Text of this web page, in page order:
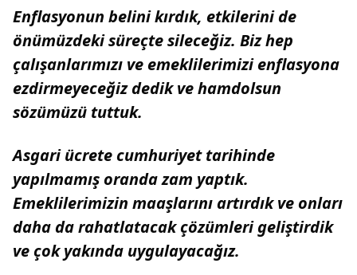
Enflasyonun belini kırdık, etkilerini de
önümüzdeki süreçte sileceğiz. Biz hep
çalışanlarımızı ve emeklilerimizi enflasyona
ezdirmeyeceğiz dedik ve hamdolsun
sözümüzü tuttuk.
Asgari ücrete cumhuriyet tarihinde
yapılmamış oranda zam yaptık.
Emeklilerimizin maaşlarını artırdık ve onları
daha da rahatlatacak çözümleri geliştirdik
ve çok yakında uygulayacağız.